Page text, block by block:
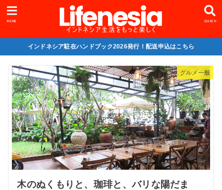
SEARCH
MENU
インドネシア駐在ハンドブック2026発行！配送申込はこちら
グルメ一般
木のぬくもりと、珈琲と、バリな陽だま